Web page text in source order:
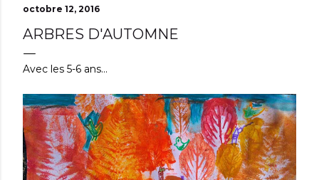
octobre 12, 2016
ARBRES D'AUTOMNE
Avec les 5-6 ans...